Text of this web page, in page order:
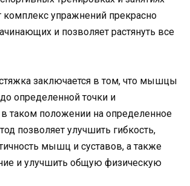
комплекс упражнений прекрасно
и позволяет растянуть все
заключается в том, что мышцы
определенной точки и
таком положении на определенное
позволяет улучшить гибкость,
мышц и суставов, а также
и улучшить общую физическую